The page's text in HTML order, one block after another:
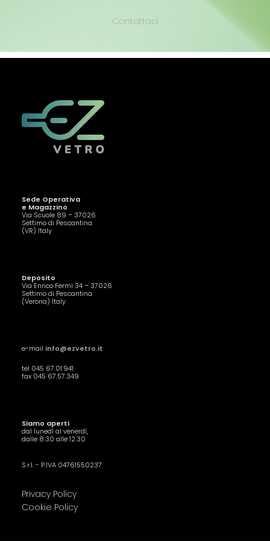
Contattaci
Sede Operativa
e Magazzino
Via Scuole 89 – 37026
Settimo di Pescantina
(VR) Italy
Deposito
Via Enrico Fermi 34 – 37026
Settimo di Pescantina
(Verona) Italy
e-mail info@ezvetro.it
tel 045 67.01.941
fax 045 67.57.349
Siamo aperti
dal lunedì al venerdì,
dalle 8.30 alle 12.30
S.r.l. - P.IVA 04761550237
Privacy Policy
Cookie Policy